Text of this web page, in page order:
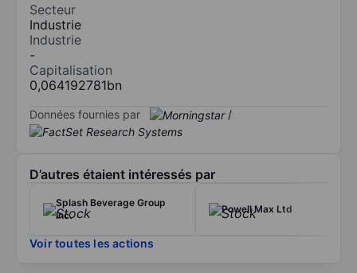
Secteur
Industrie
Industrie
-
Capitalisation
0,064192781bn
Données fournies par /
D’autres étaient intéressés par
Splash Beverage Group
Inc.
Powell Max Ltd
Voir toutes les actions